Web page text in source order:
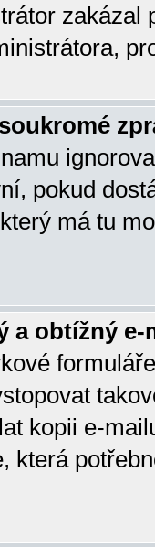
zakázal
pokud
má tu
a obtížný
kopii e-
která